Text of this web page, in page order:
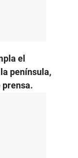
el
península,
prensa.